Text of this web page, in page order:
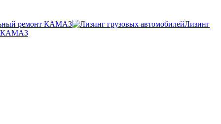
ремонт КАМАЗ
Лизинг
КАМАЗ